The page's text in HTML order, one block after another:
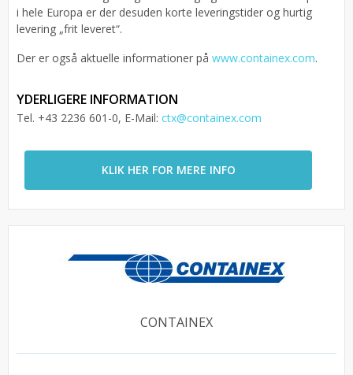
i hele Europa er der desuden korte leveringstider og hurtig
levering „frit leveret“.
Der er også aktuelle informationer på www.containex.com.
YDERLIGERE INFORMATION
Tel. +43 2236 601-0, E-Mail: ctx@containex.com
KLIK HER FOR MERE INFO
CONTAINEX